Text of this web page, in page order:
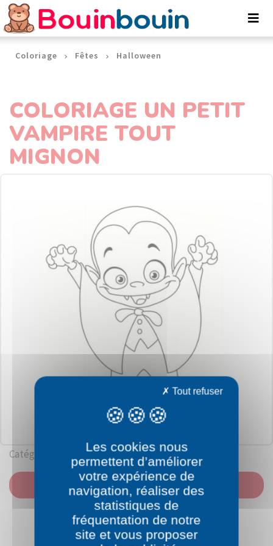
Coloriage Fêtes Halloween
COLORIAGE UN PETIT
VAMPIRE TOUT
MIGNON
Catégorie: Halloween
IMPRIMER
Panneau de gestion des cookies
Les cookies nous
permettent d’améliorer
votre expérience de
navigation, réaliser des
statistiques de
fréquentation de notre
site et vous proposer
Tout refuser